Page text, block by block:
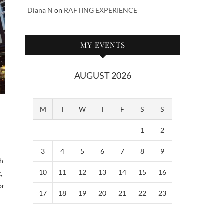
Diana N on RAFTING EXPERIENCE
MY EVENTS
AUGUST 2026
M T W T F S S
1 2
3 4 5 6 7 8 9
10 11 12 13 14 15 16
17 18 19 20 21 22 23